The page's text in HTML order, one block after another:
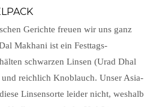
Gerichte freuen wir uns ganz
Makhani ist ein Festtags-
schwarzen Linsen (Urad Dhal
und reichlich Knoblauch. Unser Asia-
Linsensorte leider nicht, weshalb